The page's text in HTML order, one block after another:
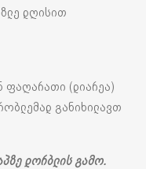
დღისით
ფაღარათი (დიარეა)
განიხილავთ
დორბლის გამო.